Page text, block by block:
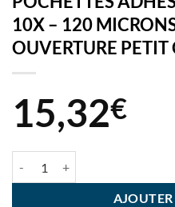
10X – 120
OUVERTURE PETIT
15,32€